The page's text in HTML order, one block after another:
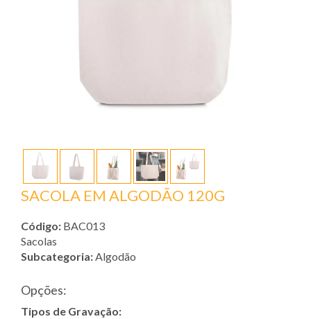
SACOLA EM ALGODÃO 120G
Código: BAC013
Sacolas
Subcategoria:Algodão
Opções:
Tipos de Gravação: